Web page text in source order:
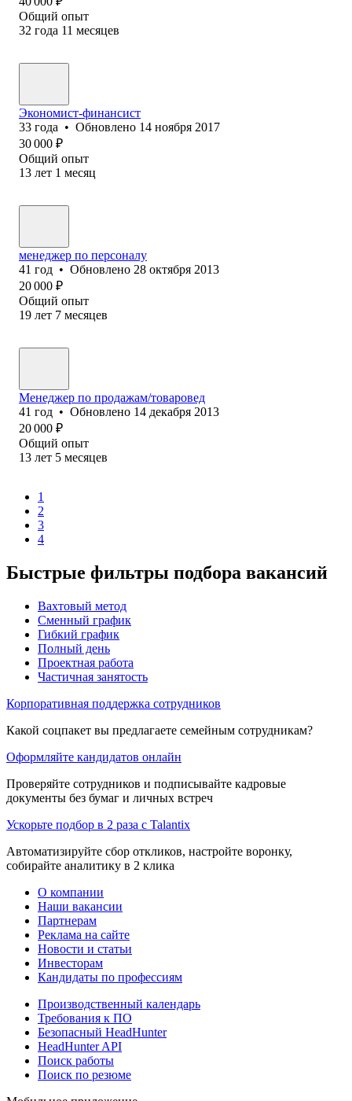
Общий опыт
32 года 11 месяцев
Экономист-финансист
33 года • Обновлено 14 ноября 2017
30 000 ₽
Общий опыт
13 лет 1 месяц
менеджер по персоналу
41 год • Обновлено 28 октября 2013
20 000 ₽
Общий опыт
19 лет 7 месяцев
Менеджер по продажам/товаровед
41 год • Обновлено 14 декабря 2013
20 000 ₽
Общий опыт
13 лет 5 месяцев
1
2
3
4
Быстрые фильтры подбора вакансий
Вахтовый метод
Сменный график
Гибкий график
Полный день
Проектная работа
Частичная занятость
Корпоративная поддержка сотрудников
Какой соцпакет вы предлагаете семейным сотрудникам?
Оформляйте кандидатов онлайн
Проверяйте сотрудников и подписывайте кадровые
документы без бумаг и личных встреч
Ускорьте подбор в 2 раза с Talantix
Автоматизируйте сбор откликов, настройте воронку,
собирайте аналитику в 2 клика
О компании
Наши вакансии
Партнерам
Реклама на сайте
Новости и статьи
Инвесторам
Кандидаты по профессиям
Производственный календарь
Требования к ПО
Безопасный HeadHunter
HeadHunter API
Поиск работы
Поиск по резюме